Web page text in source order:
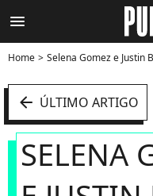
menu
Home Selena Gomez e Justin Bieber não
arrow_left ÚLTIMO ARTIGO
SELENA